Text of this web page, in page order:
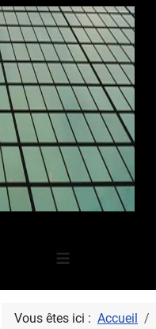
≡
Vous êtes ici : Accueil